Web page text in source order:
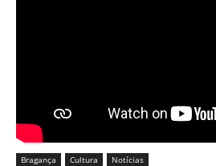
Bragança Cultura Notícias